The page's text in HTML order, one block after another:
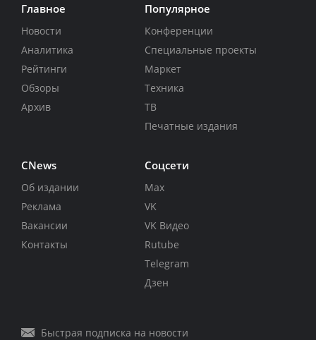
Главное
Новости
Аналитика
Рейтинги
Обзоры
Архив
Популярное
Конференции
Специальные проекты
Маркет
Техника
ТВ
Печатные издания
CNews
Об издании
Реклама
Вакансии
Контакты
Соцсети
Max
VK
VK Видео
Rutube
Telegram
Дзен
Быстрая подписка на новости